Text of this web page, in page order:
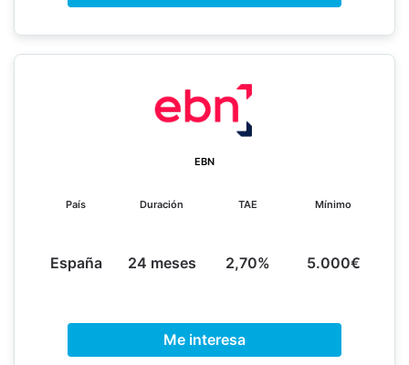
EBN
País
España
Duración
24 meses
TAE
2,70%
Mínimo
5.000€
Me interesa